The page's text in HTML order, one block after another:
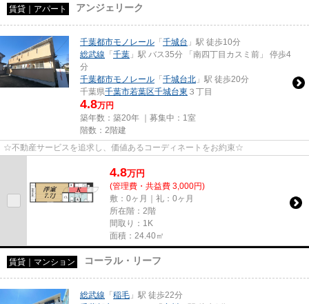
賃貸｜アパート アンジェリーク
千葉都市モノレール 「千城台 」駅 徒歩10分
総武線 「千葉 」駅 バス35分 「南四丁目カスミ前」 停歩4
分
千葉都市モノレール 「千城台北 」駅 徒歩20分
千葉県千葉市若葉区千城台東 ３丁目
4.8万円
築年数：築20年 ｜募集中： 1室
階数：2階建
☆不動産サービスを追求し、価値あるコーディネートをお約束☆
4.8万円
(管理費・共益費 3,000円)
敷：0ヶ月｜礼：0ヶ月
所在階：2階
間取り：1K
面積：24.40㎡
賃貸｜マンション コーラル・リーフ
総武線 「稲毛 」駅 徒歩22分